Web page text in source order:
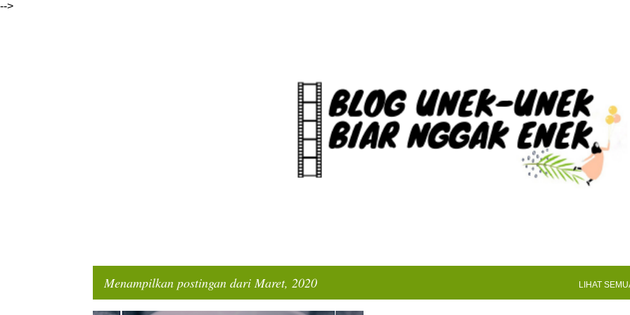
-->
Menampilkan postingan dari Maret, 2020 LIHAT